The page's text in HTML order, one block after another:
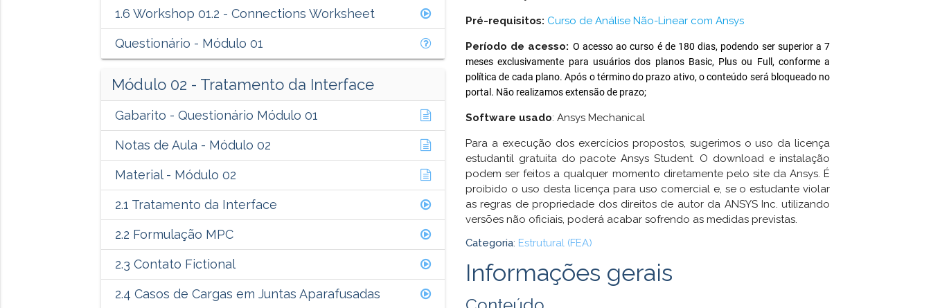
1.6 Workshop 01.2 - Connections Worksheet
Questionário - Módulo 01
Módulo 02 - Tratamento da Interface
Gabarito - Questionário Módulo 01
Notas de Aula - Módulo 02
Material - Módulo 02
2.1 Tratamento da Interface
2.2 Formulação MPC
2.3 Contato Fictional
2.4 Casos de Cargas em Juntas Aparafusadas
Pré-requisitos: Curso de Análise Não-Linear com Ansys
Período de acesso: O acesso ao curso é de 180 dias, podendo ser superior a 7
meses exclusivamente para usuários dos planos Basic, Plus ou Full, conforme a
política de cada plano. Após o término do prazo ativo, o conteúdo será bloqueado no
portal. Não realizamos extensão de prazo;
Software usado: Ansys Mechanical
Para a execução dos exercícios propostos, sugerimos o uso da licença
estudantil gratuita do pacote Ansys Student. O download e instalação
podem ser feitos a qualquer momento diretamente pelo site da Ansys. É
proibido o uso desta licença para uso comercial e, se o estudante violar
as regras de propriedade dos direitos de autor da ANSYS Inc. utilizando
versões não oficiais, poderá acabar sofrendo as medidas previstas.
Categoria: Estrutural (FEA)
Informações gerais